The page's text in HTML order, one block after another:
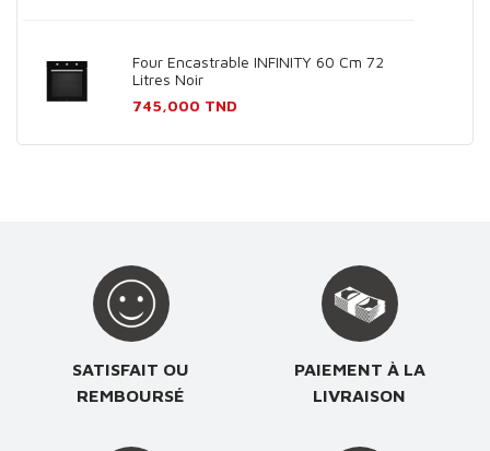
Four Encastrable INFINITY 60 Cm 72
Litres Noir
Prix
745,000 TND
SATISFAIT OU
REMBOURSÉ
PAIEMENT À LA
LIVRAISON